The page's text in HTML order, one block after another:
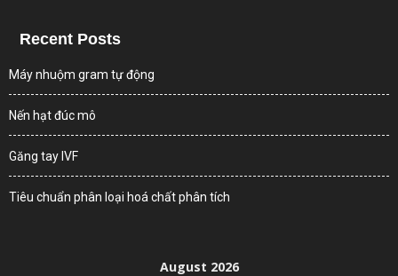
Recent Posts
Máy nhuộm gram tự động
Nến hạt đúc mô
Găng tay IVF
Tiêu chuẩn phân loại hoá chất phân tích
August 2026